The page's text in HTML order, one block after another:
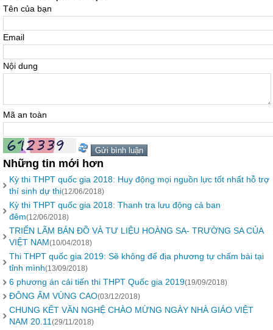
Tên của bạn
Email
Nội dung
Mã an toàn
Những tin mới hơn
Kỳ thi THPT quốc gia 2018: Huy động mọi nguồn lực tốt nhất hỗ trợ
thí sinh dự thi(12/06/2018)
Kỳ thi THPT quốc gia 2018: Thanh tra lưu động cả ban
đêm(12/06/2018)
TRIỂN LÃM BẢN ĐỒ VÀ TƯ LIỆU HOÀNG SA- TRƯỜNG SA CỦA
VIỆT NAM(10/04/2018)
Thi THPT quốc gia 2019: Sẽ không để địa phương tự chấm bài tại
tỉnh mình(13/09/2018)
6 phương án cải tiến thi THPT Quốc gia 2019(19/09/2018)
ĐÔNG ẤM VÙNG CAO(03/12/2018)
CHUNG KẾT VĂN NGHỆ CHÀO MỪNG NGÀY NHÀ GIÁO VIỆT
NAM 20.11 (29/11/2018)